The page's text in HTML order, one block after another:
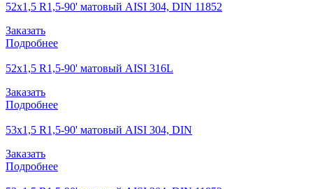
52х1,5 R1,5-90' матовый AISI 304, DIN 11852
Заказать
Подробнее
52х1,5 R1,5-90' матовый AISI 316L
Заказать
Подробнее
53х1,5 R1,5-90' матовый AISI 304, DIN
Заказать
Подробнее